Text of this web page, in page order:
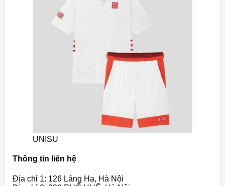
UNISU
Thông tin liên hệ
Địa chỉ 1: 126 Láng Hạ, Hà Nội